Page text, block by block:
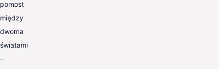
pomost
między
dwoma
światami
–